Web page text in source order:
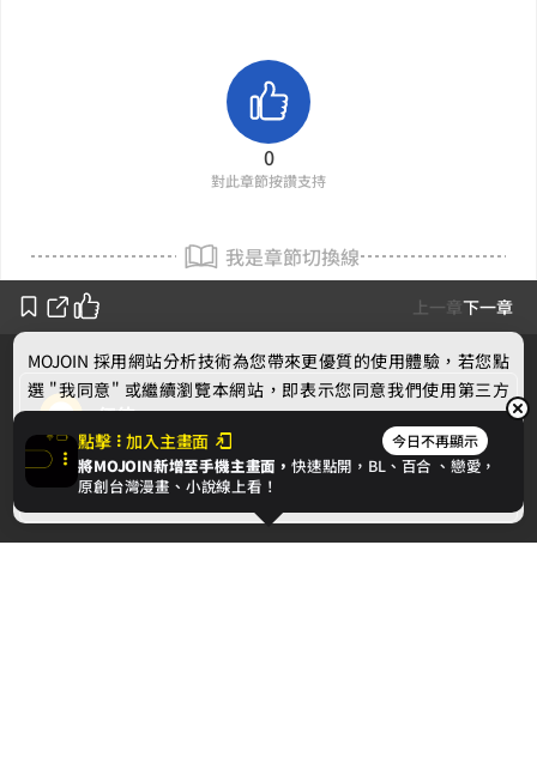
上一章下一章
0
對此章節按讚支持
我是章節切換線
任俠
作者的話
點擊 加入主畫面 今日不再顯示
將MOJOIN新增至手機主畫面，快速點開，BL、 百合 、戀愛，
原創台灣漫畫、小說線上看！
MOJOIN 採用網站分析技術為您帶來更優質的使用體驗，若您點
選 "我同意" 或繼續瀏覽本網站，即表示您同意我們使用第三方
Cookie，欲瞭解更多資訊請見隱私權政策。
我同意